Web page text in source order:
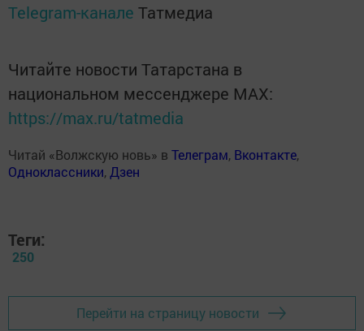
Telegram-канале Татмедиа
Читайте новости Татарстана в
национальном мессенджере MАХ:
https://max.ru/tatmedia
Читай «Волжскую новь» в Телеграм, Вконтакте,
Одноклассники, Дзен
Теги:
250
Перейти на страницу новости